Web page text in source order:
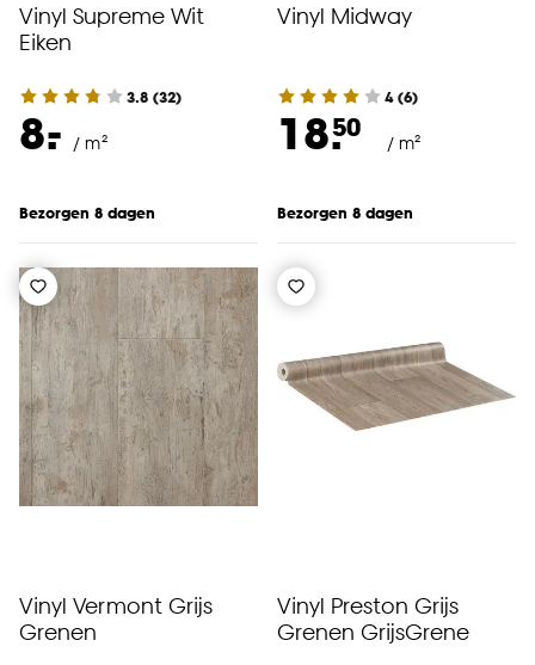
Vinyl Supreme Wit
Eiken
3.8 (32)
8.
- / m²
Bezorgen 8 dagen
Vinyl Midway
4(6)
18.50
/ m²
Bezorgen 8 dagen
Vinyl Vermont Grijs
Grenen
Vinyl Preston Grijs
Grenen GrijsGrene